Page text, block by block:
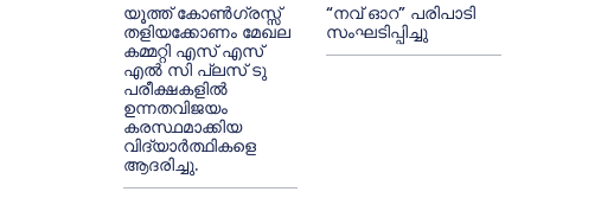
യൂത്ത് കോൺഗ്രസ്സ്
തളിയക്കോണം മേഖല
കമ്മറ്റി എസ് എസ്
എൽ സി പ്ലസ് ടു
പരീക്ഷകളിൽ
ഉന്നതവിജയം
കരസ്ഥമാക്കിയ
വിദ്യാർത്ഥികളെ
ആദരിച്ചു.
“നവ് ഓറ” പരിപാടി
സംഘടിപ്പിച്ചു